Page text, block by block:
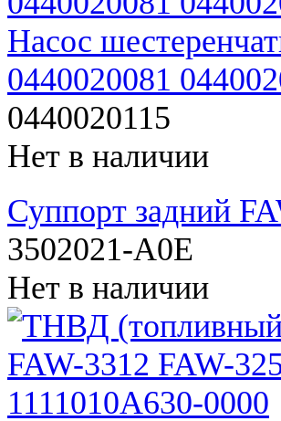
Насос
0440020081
0440020115
Нет в наличии
Суппорт задний
3502021-A0E
Нет в наличии